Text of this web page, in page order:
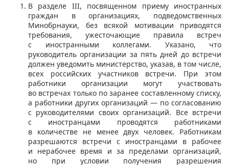
В разделе III, посвященном приему иностранных
граждан в организациях, подведомственных
Минобрнауки, без всякой мотивации приводятся
требования, ужесточающие правила встреч
с иностранными коллегами. Указано, что
руководитель организации за пять дней до встречи
должен уведомить министерство, указав, в том числе,
всех российских участников встречи. При этом
работники организации могут участвовать
во встречах только по заранее составленному списку,
а работники других организаций — по согласованию
с руководителями своих организаций. Все встречи
с иностранцами проводятся работниками
в количестве не менее двух человек. Работникам
разрешаются встречи с иностранцами в рабочее
и нерабочее время и за пределами организаций,
но при условии получения разрешения